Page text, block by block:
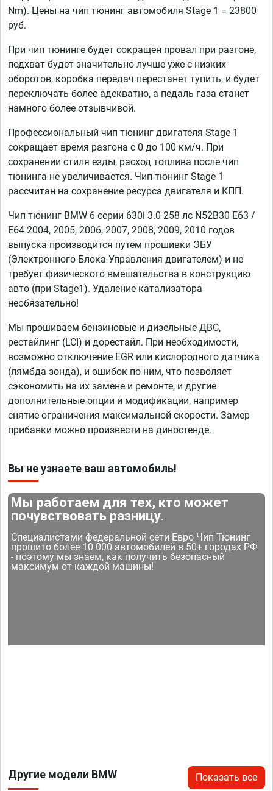
Nm). Цены на чип тюнинг автомобиля Stage 1 = 23800
руб.
При чип тюнинге будет сокращен провал при разгоне,
подхват будет значительно лучше уже с низких
оборотов, коробка передач перестанет тупить, и будет
переключать более адекватно, а педаль газа станет
намного более отзывчивой.
Профессиональный чип тюнинг двигателя Stage 1
сокращает время разгона с 0 до 100 км/ч. При
сохранении стиля езды, расход топлива после чип
тюнинга не увеличивается. Чип-тюнинг Stage 1
рассчитан на сохранение ресурса двигателя и КПП.
Чип тюнинг BMW 6 серии 630i 3.0 258 лс N52B30 E63 /
E64 2004, 2005, 2006, 2007, 2008, 2009, 2010 годов
выпуска производится путем прошивки ЭБУ
(Электронного Блока Управления двигателем) и не
требует физического вмешательства в конструкцию
авто (при Stage1). Удаление катализатора
необязательно!
Мы прошиваем бензиновые и дизельные ДВС,
рестайлинг (LCI) и дорестайл. При необходимости,
возможно отключение EGR или кислородного датчика
(лямбда зонда), и ошибок по ним, что позволяет
сэкономить на их замене и ремонте, и другие
дополнительные опции и модификации, например
снятие ограничения максимальной скорости. Замер
прибавки можно произвести на диностенде.
Вы не узнаете ваш автомобиль!
Мы работаем для тех, кто может
почувствовать разницу.
Специалистами федеральной сети Евро Чип Тюнинг
прошито более 10 000 автомобилей в 50+ городах РФ
- поэтому мы знаем, как получить безопасный
максимум от каждой машины!
Другие модели BMW Показать все